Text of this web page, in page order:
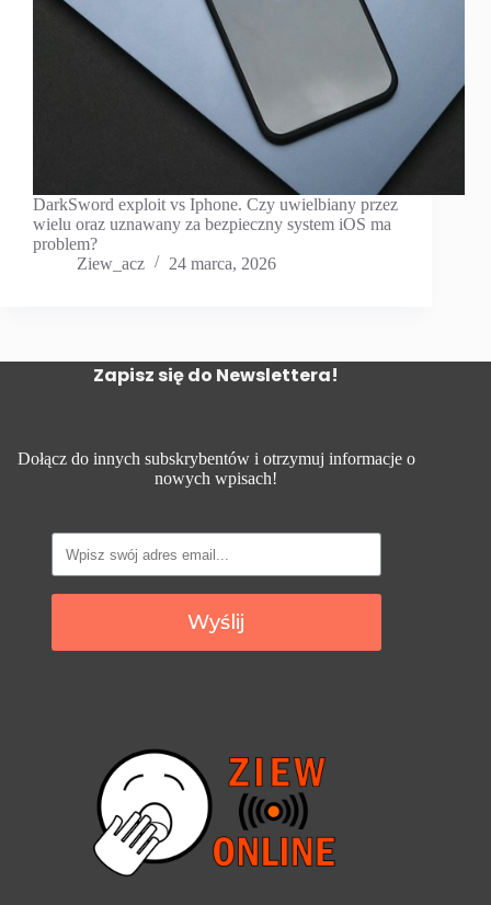
DarkSword exploit vs Iphone. Czy uwielbiany przez
wielu oraz uznawany za bezpieczny system iOS ma
problem?
Ziew_acz
24 marca, 2026
Zapisz się do Newslettera!
Dołącz do innych subskrybentów i otrzymuj informacje o
nowych wpisach!
Wyślij